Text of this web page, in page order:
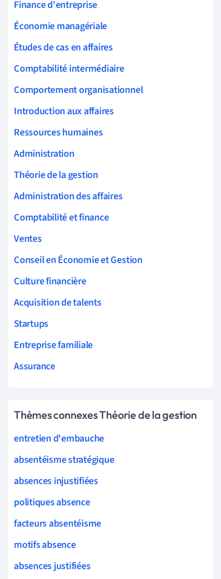
Finance d'entreprise
Économie managériale
Études de cas en affaires
Comptabilité intermédiaire
Comportement organisationnel
Introduction aux affaires
Ressources humaines
Administration
Théorie de la gestion
Administration des affaires
Comptabilité et finance
Ventes
Conseil en Économie et Gestion
Culture financière
Acquisition de talents
Startups
Entreprise familiale
Assurance
Thèmes connexes Théorie de la gestion
entretien d'embauche
absentéisme stratégique
absences injustifiées
politiques absence
facteurs absentéisme
motifs absence
absences justifiées